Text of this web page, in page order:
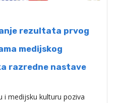
rezultata prvog
medijskog
razredne nastave
i medijsku kulturu poziva